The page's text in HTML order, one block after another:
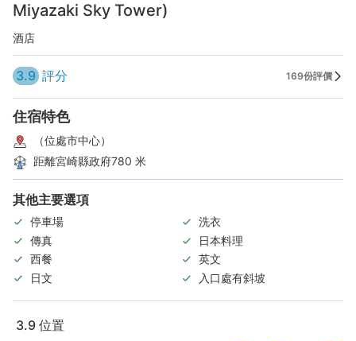
Miyazaki Sky Tower)
酒店
3.9 評分 169份評價
住宿特色
（位處市中心）
距離宮崎縣政府780 米
其他主要選項
停車場
洗衣
傳真
日本料理
西餐
英文
日文
入口處有斜坡
3.9 位置